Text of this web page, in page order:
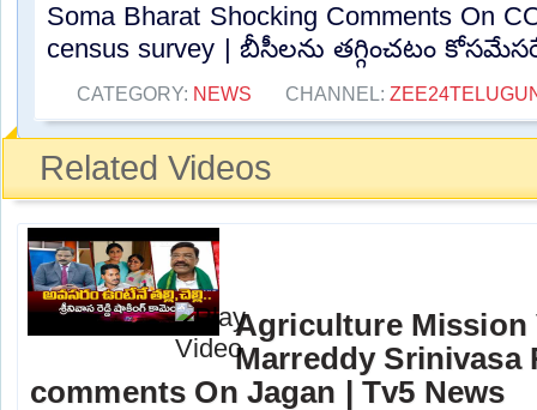
Soma Bharat Shocking Comments On
census survey | బీసీలను తగ్గించటం
CATEGORY: NEWS CHANNEL:
Related Videos
Agriculture Mission
Marreddy Srinivasa
comments On Jagan | Tv5 News